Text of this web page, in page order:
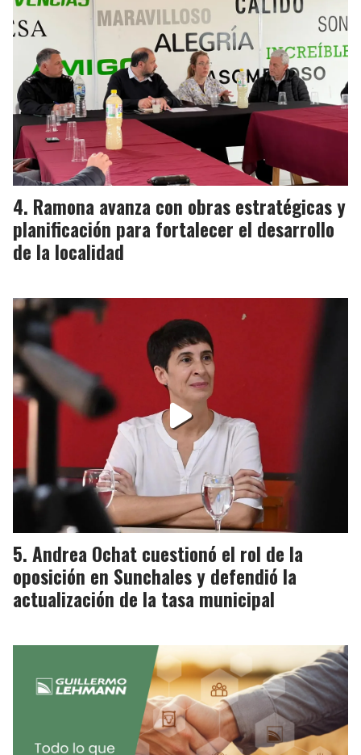
Ramona avanza con obras estratégicas y
planificación para fortalecer el desarrollo
de la localidad
Andrea Ochat cuestionó el rol de la
oposición en Sunchales y defendió la
actualización de la tasa municipal